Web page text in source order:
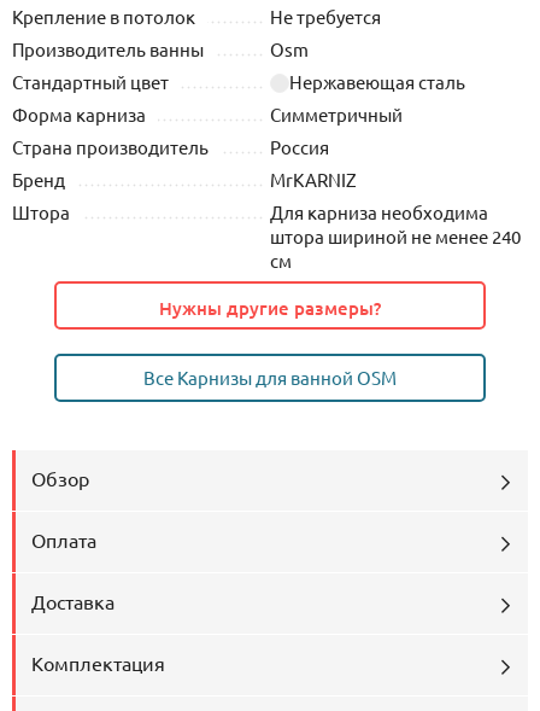
Крепление в потолок
Не требуется
Производитель ванны
Osm
Стандартный цвет
Нержавеющая сталь
Форма карниза
Симметричный
Страна производитель
Россия
Бренд
MrKARNIZ
Штора
Для карниза необходима
штора шириной не менее 240
см
Нужны другие размеры?
Все Карнизы для ванной OSM
Обзор
Оплата
Доставка
Комплектация